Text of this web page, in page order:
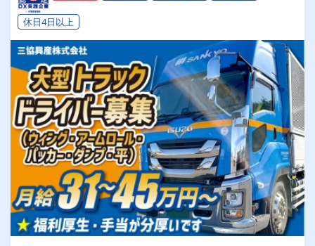
休日4日以上